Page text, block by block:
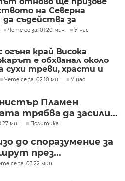
на Северна
да съдейства за
на Ива Михайлова
Чете се за: 01:20 мин. У нас
край Висока
е обхванал около
сухи треви, храсти и
Чете се за: 02:10 мин. У нас
Пламен
трябва да засили...
мин. Политика
до споразумение за
през...
се за: 03:22 мин.